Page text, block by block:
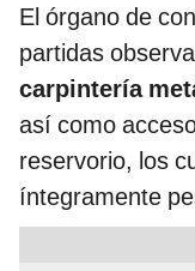
El órgano de
partidas
carpintería
así como
reservorio, los
íntegramente